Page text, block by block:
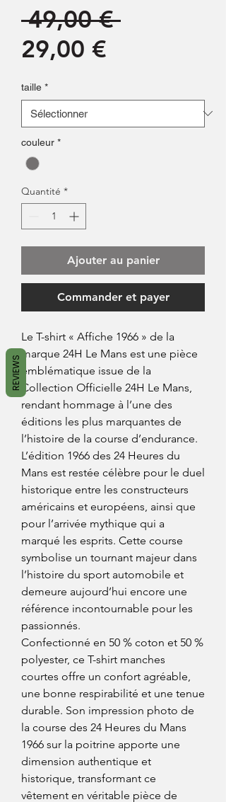
49,00 € Prix
29,00 €
taille *
couleur *
Quantité *
Ajouter au panier
Commander et payer
Le T-shirt « Affiche 1966 » de la
marque 24H Le Mans est une pièce
emblématique issue de la
Collection Officielle 24H Le Mans,
rendant hommage à l’une des
éditions les plus marquantes de
l’histoire de la course d’endurance.
L’édition 1966 des 24 Heures du
Mans est restée célèbre pour le duel
historique entre les constructeurs
américains et européens, ainsi que
pour l’arrivée mythique qui a
marqué les esprits. Cette course
symbolise un tournant majeur dans
l’histoire du sport automobile et
demeure aujourd’hui encore une
référence incontournable pour les
passionnés.
Confectionné en 50 % coton et 50 %
polyester, ce T-shirt manches
courtes offre un confort agréable,
une bonne respirabilité et une tenue
durable. Son impression photo de
la course des 24 Heures du Mans
1966 sur la poitrine apporte une
dimension authentique et
historique, transformant ce
vêtement en véritable pièce de
REVIEWS